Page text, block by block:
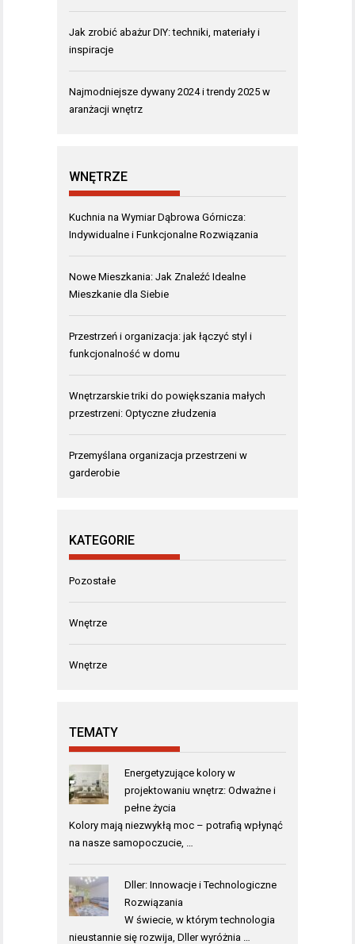
Jak zrobić abażur DIY: techniki, materiały i
inspiracje
Najmodniejsze dywany 2024 i trendy 2025 w
aranżacji wnętrz
WNĘTRZE
Kuchnia na Wymiar Dąbrowa Górnicza:
Indywidualne i Funkcjonalne Rozwiązania
Nowe Mieszkania: Jak Znaleźć Idealne
Mieszkanie dla Siebie
Przestrzeń i organizacja: jak łączyć styl i
funkcjonalność w domu
Wnętrzarskie triki do powiększania małych
przestrzeni: Optyczne złudzenia
Przemyślana organizacja przestrzeni w
garderobie
KATEGORIE
Pozostałe
Wnętrze
Wnętrze
TEMATY
Energetyzujące kolory w
projektowaniu wnętrz: Odważne i
pełne życia
Kolory mają niezwykłą moc – potrafią wpłynąć
na nasze samopoczucie, …
Dller: Innowacje i Technologiczne
Rozwiązania
W świecie, w którym technologia
nieustannie się rozwija, Dller wyróżnia …